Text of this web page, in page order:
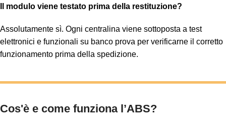
Il modulo viene testato prima della restituzione?
Assolutamente sì. Ogni centralina viene sottoposta a test
elettronici e funzionali su banco prova per verificarne il corretto
funzionamento prima della spedizione.
Cos'è e come funziona l’ABS?